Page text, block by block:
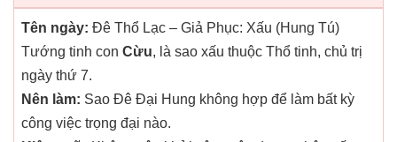
Tên ngày: Đê Thổ Lạc – Giả Phục: Xấu (Hung Tú)
Tướng tinh con Cừu, là sao xấu thuộc Thổ tinh, chủ trị
ngày thứ 7.
Nên làm: Sao Đê Đại Hung không hợp để làm bất kỳ
công việc trọng đại nào.